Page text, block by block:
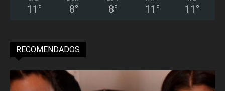
11 ° 8° 8° 11 ° 11 °
RECOMENDADOS